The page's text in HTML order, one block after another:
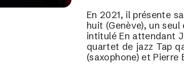
En 2021, il présente
huit (Genève), un seul
intitulé En attendant
quartet de jazz Tap
(saxophone) et Pierre